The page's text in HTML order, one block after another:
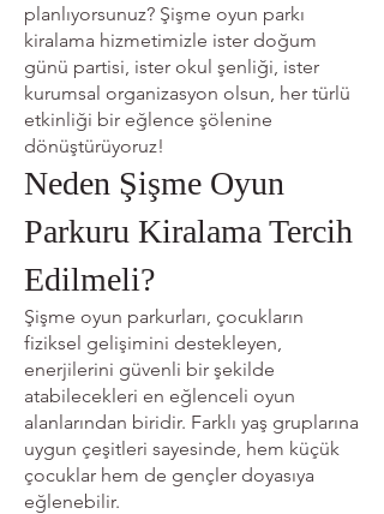
planlıyorsunuz? Şişme oyun parkı
kiralama hizmetimizle ister doğum
günü partisi, ister okul şenliği, ister
kurumsal organizasyon olsun, her türlü
etkinliği bir eğlence şölenine
dönüştürüyoruz!
Neden Şişme Oyun
Parkuru Kiralama Tercih
Edilmeli?
Şişme oyun parkurları, çocukların
fiziksel gelişimini destekleyen,
enerjilerini güvenli bir şekilde
atabilecekleri en eğlenceli oyun
alanlarından biridir. Farklı yaş gruplarına
uygun çeşitleri sayesinde, hem küçük
çocuklar hem de gençler doyasıya
eğlenebilir.